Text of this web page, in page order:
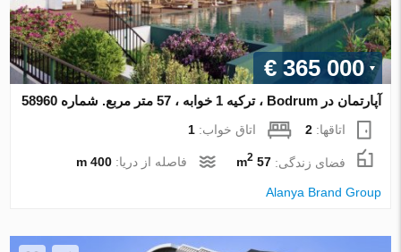
€ 365 000
آپارتمان در Bodrum ، ترکیه 1 خوابه ، 57 متر مربع. شماره 58960
اتاقها:2 اتاق خواب:1
فضای زندگی:57 m
2 فاصله از دریا:400 m
Alanya Brand Group